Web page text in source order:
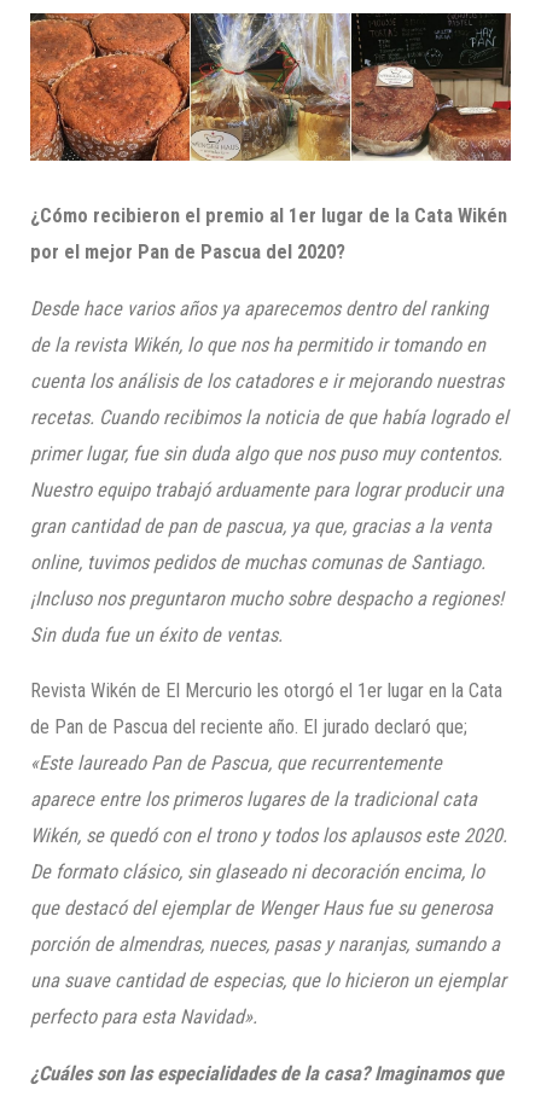
¿Cómo recibieron el premio al 1er lugar de la CataWikén
por el mejor Pan de Pascua del 2020?
Desde hace varios años ya aparecemos dentro del ranking
de la revista Wikén, lo que nos ha permitido ir tomando en
cuenta los análisis de los catadores e ir mejorando nuestras
recetas. Cuando recibimos la noticia de que había logrado el
primer lugar, fue sin duda algo que nos puso muy contentos.
Nuestro equipo trabajó arduamente para lograr producir una
gran cantidad de pan de pascua, ya que, gracias a la venta
online, tuvimos pedidos de muchas comunas de Santiago.
¡Incluso nos preguntaron mucho sobre despacho a regiones!
Sin duda fue un éxito de ventas.
Revista Wikén de El Mercurio les otorgó el 1er lugar en la Cata
de Pan de Pascua del reciente año. El jurado declaró que;
«Este laureado Pan de Pascua, que recurrentemente
aparece entre los primeros lugares de la tradicional cata
Wikén, se quedó con el trono y todos los aplausos este 2020.
De formato clásico, sin glaseado ni decoración encima, lo
que destacó del ejemplar de Wenger Hausfue su generosa
porción de almendras, nueces, pasas y naranjas, sumando a
una suave cantidad de especias, que lo hicieron un ejemplar
perfecto para esta Navidad».
¿Cuáles son las especialidades de la casa? Imaginamosque